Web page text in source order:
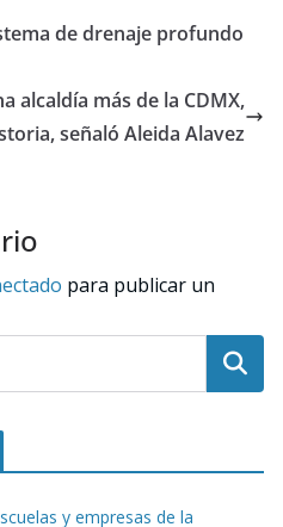
de drenaje profundo
alcaldía más de la CDMX,
señaló Aleida Alavez
para publicar un
Buscar
y empresas de la